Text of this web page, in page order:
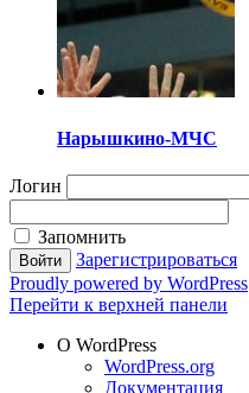
Нарышкино-МЧС
Логин
Запомнить
Зарегистрироваться
Proudly powered by WordPress
Перейти к верхней панели
О WordPress
WordPress.org
Документация